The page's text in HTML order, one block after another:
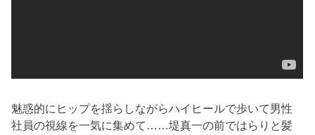
魅惑的にヒップを揺らしながらハイヒールで歩いて男性
社員の視線を一気に集めて……堤真一の前ではらりと髪